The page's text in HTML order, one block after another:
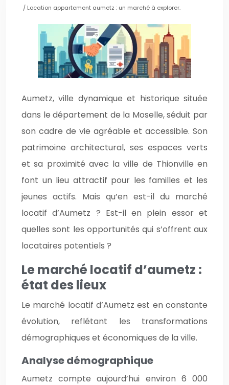
/ Location appartement aumetz : un marché à explorer.
Aumetz, ville dynamique et historique située
dans le département de la Moselle, séduit par
son cadre de vie agréable et accessible. Son
patrimoine architectural, ses espaces verts
et sa proximité avec la ville de Thionville en
font un lieu attractif pour les familles et les
jeunes actifs. Mais qu’en est-il du marché
locatif d’Aumetz ? Est-il en plein essor et
quelles sont les opportunités qui s’offrent aux
locataires potentiels ?
Le marché locatif d’aumetz :
état des lieux
Le marché locatif d’Aumetz est en constante
évolution, reflétant les transformations
démographiques et économiques de la ville.
Analyse démographique
Aumetz compte aujourd’hui environ 6 000